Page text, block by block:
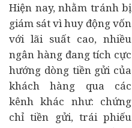
Hiện nay, nhằm tránh bị
giám sát vì huy động vốn
với lãi suất cao, nhiều
ngân hàng đang tích cực
hướng dòng tiền gửi của
khách hàng qua các
kênh khác như: chứng
chỉ tiền gửi, trái phiếu